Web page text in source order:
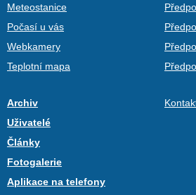
Meteostanice
Počasí u vás
Webkamery
Teplotní mapa
Archiv
Uživatelé
Články
Fotogalerie
Aplikace na telefony